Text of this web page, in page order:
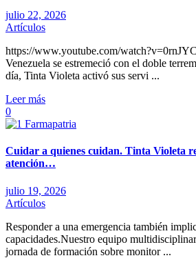
julio 22, 2026
Artículos
https://www.youtube.com/
Venezuela se estremeció con el doble
día, Tinta Violeta activó sus servi ...
Leer más
0
Cuidar a quienes cuidan. Tinta Violeta
atención…
julio 19, 2026
Artículos
Responder a una emergencia también
capacidades.Nuestro equipo
jornada de formación sobre monitor ...